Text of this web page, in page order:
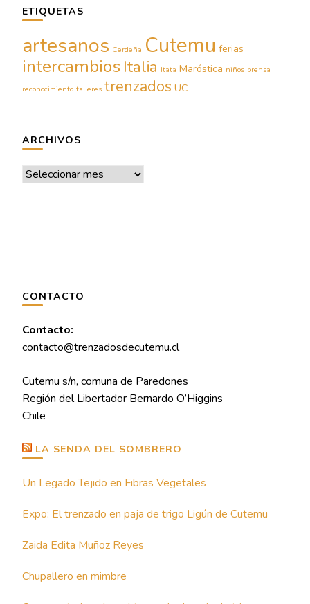
ETIQUETAS
artesanos Cerdeña Cutemu ferias
intercambios Italia Itata Maróstica niños prensa
reconocimiento talleres trenzados UC
ARCHIVOS
Archivos
CONTACTO
Contacto:
contacto@trenzadosdecutemu.cl
Cutemu s/n, comuna de Paredones
Región del Libertador Bernardo O’Higgins
Chile
LA SENDA DEL SOMBRERO
Un Legado Tejido en Fibras Vegetales
Expo: El trenzado en paja de trigo Ligún de Cutemu
Zaida Edita Muñoz Reyes
Chupallero en mimbre